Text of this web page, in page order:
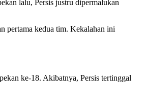
lalu, Persis justru dipermalukan
pertama kedua tim. Kekalahan ini
ke-18. Akibatnya, Persis tertinggal